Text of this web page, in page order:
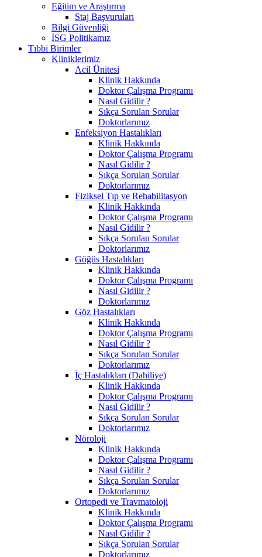
Eğitim ve Araştırma
Staj Başvuruları
Bilgi Güvenliği
İSG Politikamız
Tıbbi Birimler
Kliniklerimiz
Acil Ünitesi
Klinik Hakkında
Doktor Çalışma Programı
Nasıl Gidilir ?
Sıkça Sorulan Sorular
Doktorlarımız
Enfeksiyon Hastalıkları
Klinik Hakkında
Doktor Çalışma Programı
Nasıl Gidilir ?
Sıkça Sorulan Sorular
Doktorlarımız
Fiziksel Tıp ve Rehabilitasyon
Klinik Hakkında
Doktor Çalışma Programı
Nasıl Gidilir ?
Sıkça Sorulan Sorular
Doktorlarımız
Göğüs Hastalıkları
Klinik Hakkında
Doktor Çalışma Programı
Nasıl Gidilir ?
Doktorlarımız
Göz Hastalıkları
Klinik Hakkında
Doktor Çalışma Programı
Nasıl Gidilir ?
Sıkça Sorulan Sorular
Doktorlarımız
İç Hastalıkları (Dahiliye)
Klinik Hakkında
Doktor Çalışma Programı
Nasıl Gidilir ?
Sıkça Sorulan Sorular
Doktorlarımız
Nöroloji
Klinik Hakkında
Doktor Çalışma Programı
Nasıl Gidilir ?
Sıkça Sorulan Sorular
Doktorlarımız
Ortopedi ve Travmatoloji
Klinik Hakkında
Doktor Çalışma Programı
Nasıl Gidilir ?
Sıkça Sorulan Sorular
Doktorlarımız